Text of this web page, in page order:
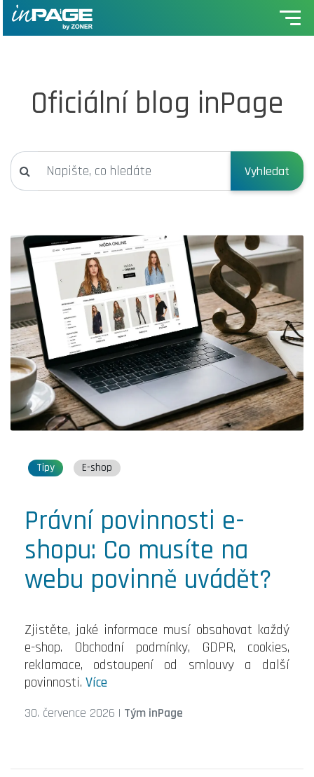
Oficiální blog inPage
Vyhledat
Tipy E-shop
Právní povinnosti e-
shopu: Co musíte na
webu povinně uvádět?
Zjistěte, jaké informace musí obsahovat každý
e-shop. Obchodní podmínky, GDPR, cookies,
reklamace, odstoupení od smlouvy a další
povinnosti. Více
30. července 2026 | Tým inPage